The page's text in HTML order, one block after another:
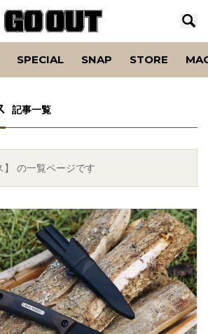
SPECIAL SNAP STORE
記事一覧
】 の一覧ページです